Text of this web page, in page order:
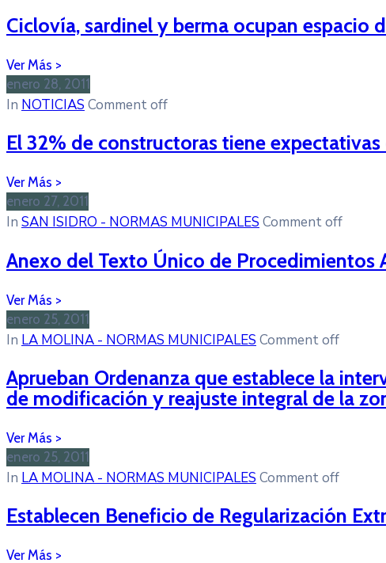
Ciclovía, sardinel y berma ocupan espacio
enero 28, 2011
In NOTICIAS Comment off
El 32% de constructoras tiene
enero 27, 2011
In SAN ISIDRO - NORMAS MUNICIPALES Comment off
Anexo del Texto Único de Procedimientos
enero 25, 2011
In LA MOLINA - NORMAS MUNICIPALES Comment off
Aprueban Ordenanza que establece la
de modificación y reajuste integral de la
enero 25, 2011
In LA MOLINA - NORMAS MUNICIPALES Comment off
Establecen Beneficio de Regularización